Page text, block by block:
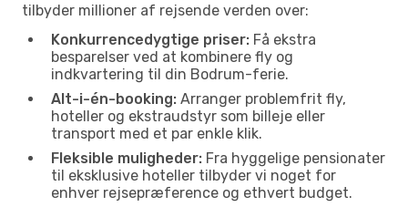
tilbyder millioner af rejsende verden over:
Konkurrencedygtige priser: Få ekstra
besparelser ved at kombinere fly og
indkvartering til din Bodrum-ferie.
Alt-i-én-booking: Arranger problemfrit fly,
hoteller og ekstraudstyr som billeje eller
transport med et par enkle klik.
Fleksible muligheder: Fra hyggelige pensionater
til eksklusive hoteller tilbyder vi noget for
enhver rejsepræference og ethvert budget.